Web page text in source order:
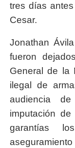
tres días
Cesar.
Jonathan
fueron
General de la
ilegal de
audiencia
imputación
garantías